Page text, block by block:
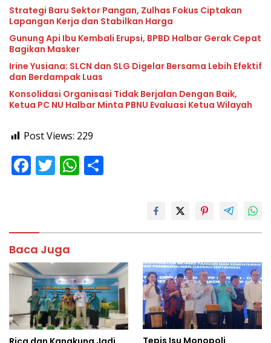
Strategi Baru Sektor Pangan, Zulhas Fokus Ciptakan
Lapangan Kerja dan Stabilkan Harga
Gunung Api Ibu Kembali Erupsi, BPBD Halbar Gerak Cepat
Bagikan Masker
Irine Yusiana: SLCN dan SLG Digelar Bersama Lebih Efektif
dan Berdampak Luas
Konsolidasi Organisasi Tidak Berjalan Dengan Baik,
Ketua PC NU Halbar Minta PBNU Evaluasi Ketua Wilayah
Post Views: 229
F
o
o
k
T W
p
p
Baca Juga